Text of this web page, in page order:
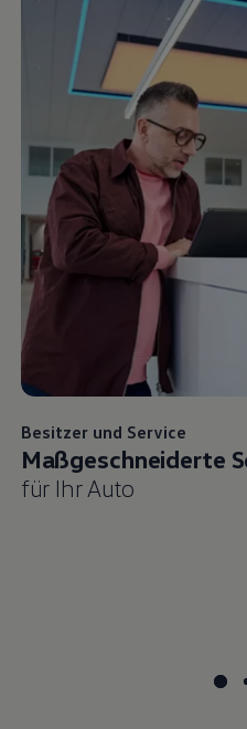
Besitzer und Service
Maßgeschneiderte
für Ihr Auto